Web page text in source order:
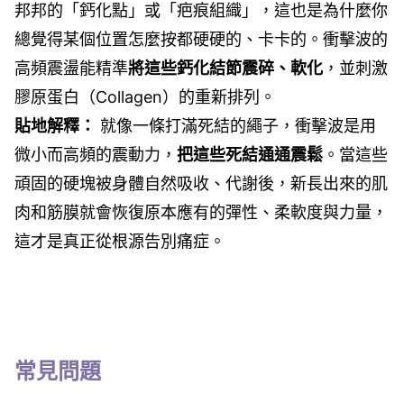
邦邦的「鈣化點」或「疤痕組織」，這也是為什麼你
總覺得某個位置怎麼按都硬硬的、卡卡的。衝擊波的
高頻震盪能精準將這些鈣化結節震碎、軟化 ，並刺激
膠原蛋白（Collagen）的重新排列。
貼地解釋：
就像一條打滿死結的繩子，衝擊波是用
微小而高頻的震動力， 把這些死結通通震鬆 。當這些
頑固的硬塊被身體自然吸收、代謝後，新長出來的肌
肉和筋膜就會恢復原本應有的彈性、柔軟度與力量，
這才是真正從根源告別痛症。
常見問題